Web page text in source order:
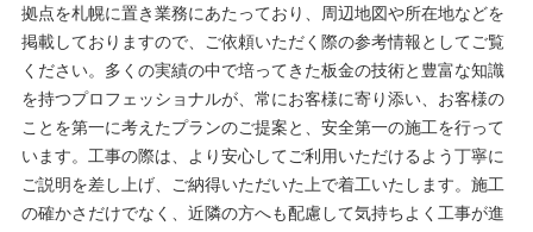
拠点を札幌に置き業務にあたっており、周辺地図や所在地などを
掲載しておりますので、ご依頼いただく際の参考情報としてご覧
ください。多くの実績の中で培ってきた板金の技術と豊富な知識
を持つプロフェッショナルが、常にお客様に寄り添い、お客様の
ことを第一に考えたプランのご提案と、安全第一の施工を行って
います。工事の際は、より安心してご利用いただけるよう丁寧に
ご説明を差し上げ、ご納得いただいた上で着工いたします。施工
の確かさだけでなく、近隣の方へも配慮して気持ちよく工事が進